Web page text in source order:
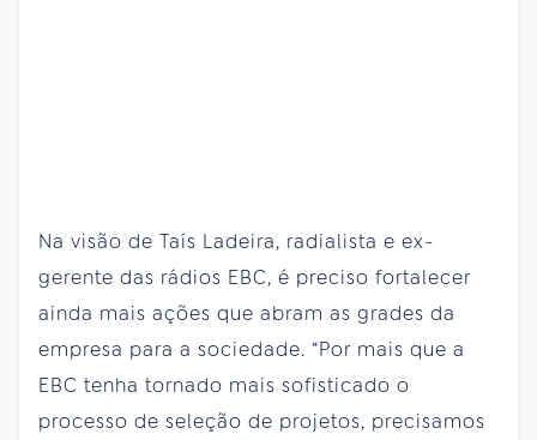
Na visão de Taís Ladeira, radialista e ex-
gerente das rádios EBC, é preciso fortalecer
ainda mais ações que abram as grades da
empresa para a sociedade. “Por mais que a
EBC tenha tornado mais sofisticado o
processo de seleção de projetos, precisamos